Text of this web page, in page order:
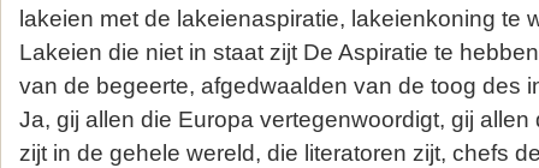
lakeien met de lakeienaspiratie, lakeienkoning te
Lakeien die niet in staat zijt De Aspiratie te
van de begeerte, afgedwaalden van de toog des
Ja, gij allen die Europa vertegenwoordigt, gij allen
zijt in de gehele wereld, die literatoren zijt, chefs